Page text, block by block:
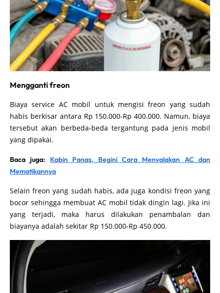
Mengganti freon
Biaya service AC mobil untuk mengisi freon yang sudah
habis berkisar antara Rp 150.000-Rp 400.000. Namun, biaya
tersebut akan berbeda-beda tergantung pada jenis mobil
yang dipakai.
Baca juga: Kabin Panas, Begini Cara Menyalakan AC dan
Mematikannya
Selain freon yang sudah habis, ada juga kondisi freon yang
bocor sehingga membuat AC mobil tidak dingin lagi. Jika ini
yang terjadi, maka harus dilakukan penambalan dan
biayanya adalah sekitar Rp 150.000-Rp 450.000.